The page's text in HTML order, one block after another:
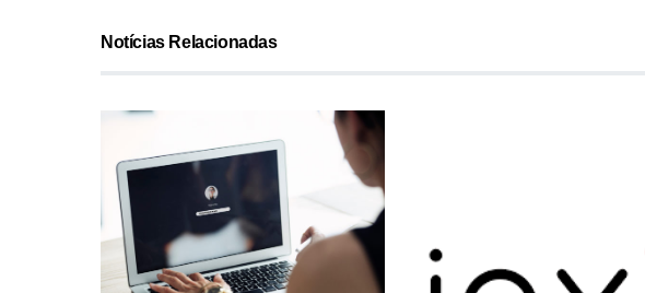
Notícias Relacionadas